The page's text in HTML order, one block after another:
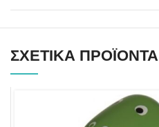
ΣΧΕΤΙΚΆ ΠΡΟΪΌΝΤΑ